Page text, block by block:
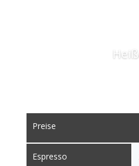
Espresso
Preise